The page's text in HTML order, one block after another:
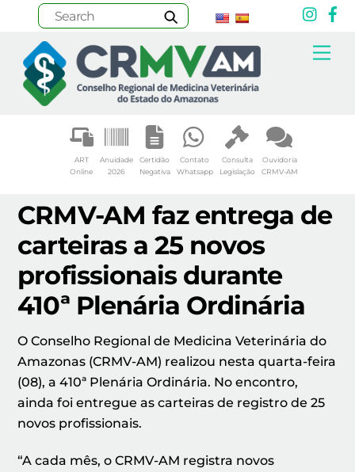
content
ART
Online
Anuidade
2026
Certidão
Negativa
Contato
Whatsapp
Consulta
Legislação
Ouvidoria
CRMV-AM
CRMV-AM faz entrega de
carteiras a 25 novos
profissionais durante
410ª Plenária Ordinária
O Conselho Regional de Medicina Veterinária do
Amazonas (CRMV-AM) realizou nesta quarta-feira
(08), a 410ª Plenária Ordinária. No encontro,
ainda foi entregue as carteiras de registro de 25
novos profissionais.
“A cada mês, o CRMV-AM registra novos